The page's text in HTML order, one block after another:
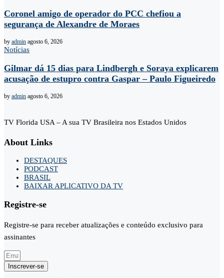
Coronel amigo de operador do PCC chefiou a
segurança de Alexandre de Moraes
by admin agosto 6, 2026
Notícias
Gilmar dá 15 dias para Lindbergh e Soraya explicarem
acusação de estupro contra Gaspar – Paulo Figueiredo
by admin agosto 6, 2026
TV Florida USA – A sua TV Brasileira nos Estados Unidos
About Links
DESTAQUES
PODCAST
BRASIL
BAIXAR APLICATIVO DA TV
Registre-se
Registre-se para receber atualizações e conteúdo exclusivo para
assinantes
Inscrever-se